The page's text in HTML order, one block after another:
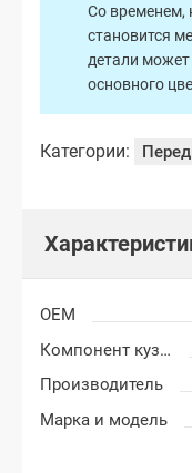
Со временем,
становится
детали может
основного
Категории:
OEM
Компонент кузова
Производитель
Марка и модель